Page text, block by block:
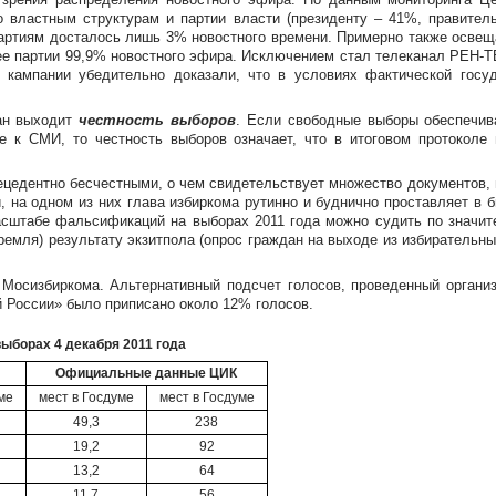
структурам и партии власти (президенту – 41%,
досталось лишь 3% новостного времени. Примерно также
партии 99,9% новостного эфира. Исключением стал телеканал РЕН-
убедительно доказали, что в условиях фактической
выходитчестность выборов . Если свободные выборы
СМИ, то честность выборов означает, что в итоговом
бесчестными, о чем свидетельствует множество
одном из них глава избиркома рутинно и буднично проставляет в
фальсификаций на выборах 2011 года можно судить по
результату экзитпола (опрос граждан на выходе из
Альтернативный подсчет голосов, проведенный
было приписано около 12% голосов.
4 декабря 2011 года
Официальные данные ЦИК
мест в Госдуме
мест в Госдуме
49,3
238
19,2
92
13,2
64